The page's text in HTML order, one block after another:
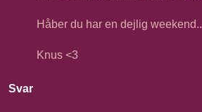
Håber du har en dejlig weekend..
Knus <3
Svar